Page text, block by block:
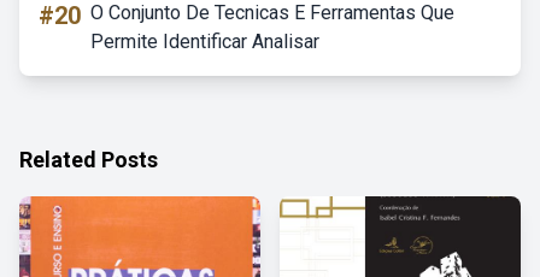
#20 O Conjunto De Tecnicas E Ferramentas Que
Permite Identificar Analisar
Related Posts